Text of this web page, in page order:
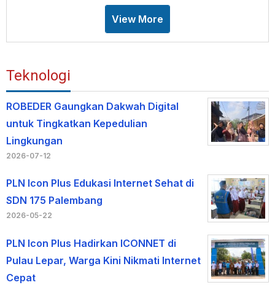
View More
Teknologi
ROBEDER Gaungkan Dakwah Digital
untuk Tingkatkan Kepedulian
Lingkungan
2026-07-12
PLN Icon Plus Edukasi Internet Sehat di
SDN 175 Palembang
2026-05-22
PLN Icon Plus Hadirkan ICONNET di
Pulau Lepar, Warga Kini Nikmati Internet
Cepat